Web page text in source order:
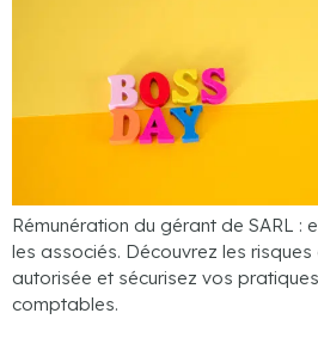
Rémunération du gérant de SARL :
les associés. Découvrez les risques
autorisée et sécurisez vos
comptables.